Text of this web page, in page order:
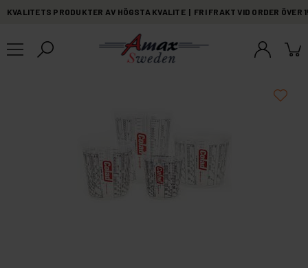
KVALITETS PRODUKTER AV HÖGSTA KVALITE | FRI FRAKT VID ORDER